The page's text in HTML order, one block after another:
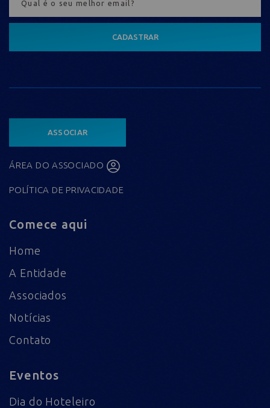
CADASTRAR
ASSOCIAR
ÁREA DO ASSOCIADO
POLÍTICA DE PRIVACIDADE
Comece aqui
Home
A Entidade
Associados
Notícias
Contato
Eventos
Dia do Hoteleiro